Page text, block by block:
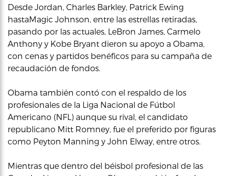
Desde Jordan, Charles Barkley, Patrick Ewing
hastaMagic Johnson, entre las estrellas retiradas,
pasando por las actuales, LeBron James, Carmelo
Anthony y Kobe Bryant dieron su apoyo a Obama,
con cenas y partidos benéficos para su campaña de
recaudación de fondos.
Obama también contó con el respaldo de los
profesionales de la Liga Nacional de Fútbol
Americano (NFL) aunque su rival, el candidato
republicano Mitt Romney, fue el preferido por figuras
como Peyton Manning y John Elway, entre otros.
Mientras que dentro del béisbol profesional de las